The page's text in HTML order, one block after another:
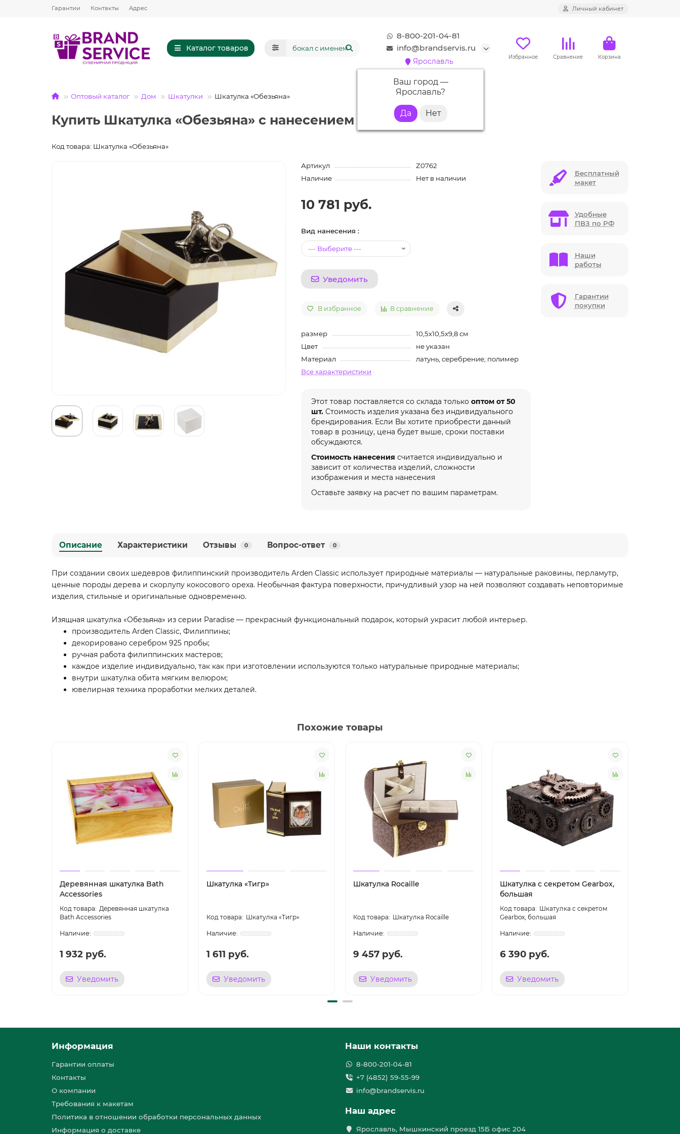
Гарантии Контакты Адрес Личный кабинет
Каталог товаров
8-800-201-04-81
info@brandservis.ru
Ярославль
Ваш город —
Ярославль?
Избранное Сравнение Корзина
Оптовый каталог Дом Шкатулки Шкатулка «Обезьяна»
Купить Шкатулка «Обезьяна» с нанесением логотипа
Код товара: Шкатулка «Обезьяна»
Артикул
Z0762
Наличие
Нет в наличии
10 781 руб.
Вид нанесения :
Уведомить
В избранное В сравнение
размер
10,5х10,5х9,8 см
Цвет
не указан
Материал
латунь, серебрение; полимер
Все характеристики
Этот товар поставляется со склада толькооптом от 50
шт. Стоимость изделия указана без индивидуального
брендирования. Если Вы хотите приобрести данный
товар в розницу, цена будет выше, сроки поставки
обсуждаются.
Стоимость нанесения считается индивидуально и
зависит от количества изделий, сложности
изображения и места нанесения
Оставьте заявку на расчет по вашим параметрам.
Бесплатный
макет
Удобные
ПВЗ по РФ
Наши
работы
Гарантии
покупки
Описание Характеристики Отзывы 0 Вопрос-ответ 0
При создании своих шедевров филиппинский производитель Arden Classic использует природные материалы — натуральные раковины, перламутр,
ценные породы дерева и скорлупу кокосового ореха. Необычная фактура поверхности, причудливый узор на ней позволяют создавать неповторимые
изделия, стильные и оригинальные одновременно.
Изящная шкатулка «Обезьяна» из серии Paradise — прекрасный функциональный подарок, который украсит любой интерьер.
производитель Arden Classic, Филиппины;
декорировано серебром 925 пробы;
ручная работа филиппинских мастеров;
каждое изделие индивидуально, так как при изготовлении используются только натуральные природные материалы;
внутри шкатулка обита мягким велюром;
ювелирная техника проработки мелких деталей.
Похожие товары
Деревянная шкатулка Bath
Accessories
Деревянная шкатулка
Bath Accessories
1 932 руб.
Уведомить
Шкатулка «Тигр»
Шкатулка «Тигр»
1 611 руб.
Уведомить
Шкатулка Rocaille
Шкатулка Rocaille
9 457 руб.
Уведомить
Шкатулка с секретом Gearbox,
большая
Шкатулка с секретом
Gearbox, большая
6 390 руб.
Уведомить
Информация
Гарантии оплаты
Контакты
О компании
Требования к макетам
Политика в отношении обработки персональных данных
Информация о доставке
Наши контакты
8-800-201-04-81
+7 (4852) 59-55-99
info@brandservis.ru
Наш адрес
Ярославль, Мышкинский проезд 15Б офис 204